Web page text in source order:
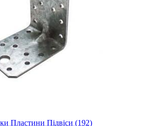
Пластини Підвіси (192)